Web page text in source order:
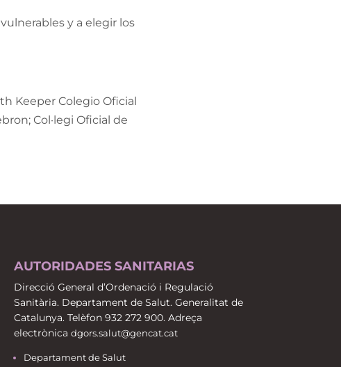
y a elegir los
Keeper Colegio Oficial
Col·legi Oficial de
AUTORIDADES SANITARIAS
Direcció General d’Ordenació i Regulació
Sanitària. Departament de Salut. Generalitat de
Catalunya. Telèfon 932 272 900. Adreça
electrònica dgors.salut@gencat.cat
Departament de Salut